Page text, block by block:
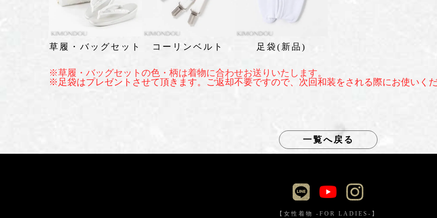
草履・バッグセット コーリンベルト 足袋(新品)
※草履・バッグセットの色・柄は着物に合わせお送りいたします。
※足袋はプレゼントさせて頂きます。ご返却不要ですので、次回和装をされる際にお使いく
一覧へ戻る
【女性着物 -FOR LADIES-】